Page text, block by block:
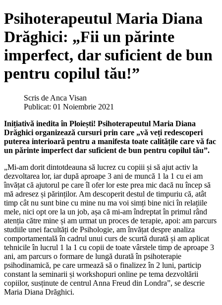
Psihoterapeutul Maria Diana
Drăghici: „Fii un părinte
imperfect, dar suficient de bun
pentru copilul tău!”
Scris de Anca Visan
Publicat: 01 Noiembrie 2021
Inițiativă inedita în Ploiești! Psihoterapeutul Maria Diana
Drăghici organizează cursuri prin care „vă veți redescoperi
puterea interioară pentru a manifesta toate calitățile care vă fac
un părinte imperfect dar suficient de bun pentru copilul tău”.
„Mi-am dorit dintotdeauna să lucrez cu copiii și să ajut activ la
dezvoltarea lor, iar după aproape 3 ani de muncă 1 la 1 cu ei am
învățat că ajutorul pe care îl ofer lor este prea mic dacă nu încep să
mă adresez și părinților. Am descoperit destul de timpuriu că, atât
timp cât nu sunt bine cu mine nu ma voi simți bine nici în relațiile
mele, nici opt ore la un job, așa că mi-am îndreptat în primul rând
atenția către mine și am urmat un proces de terapie, apoi: am parcurs
studiile unei facultăți de Psihologie, am învățat despre analiza
comportamentală în cadrul unui curs de scurtă durată și am aplicat
tehnicile în lucrul 1 la 1 cu copii de toate vârstele timp de aproape 3
ani, am parcurs o formare de lungă durată în psihoterapie
psihodinamică, pe care urmează să o finalizez în 2 luni, particip
constant la seminarii și workshopuri online pe tema dezvoltării
copiilor, susținute de centrul Anna Freud din Londra”, se descrie
Maria Diana Drăghici.